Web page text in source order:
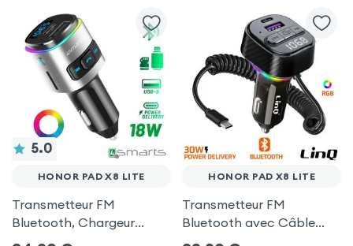
5.0
HONOR PAD X8 LITE
Transmetteur FM
Bluetooth, Chargeur
Allume-Cigare USB / USB-
HONOR PAD X8 LITE
Transmetteur FM
Bluetooth avec Câble
USB C - LinQ pour Honor